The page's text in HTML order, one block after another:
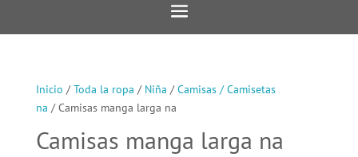
Inicio /Toda la ropa / Niña /Camisas / Camisetas
na / Camisas manga larga na
Camisas manga larga na